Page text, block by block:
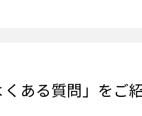
ある質問」をご紹